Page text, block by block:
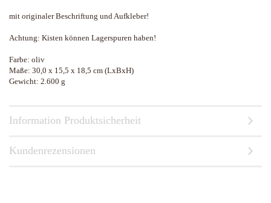
mit originaler Beschriftung und Aufkleber!
Achtung: Kisten können Lagerspuren haben!
Farbe: oliv
Maße: 30,0 x 15,5 x 18,5 cm (LxBxH)
Gewicht: 2.600 g
Information Produktsicherheit
Kundenrezensionen